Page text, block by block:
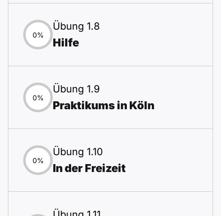
0%
Übung 1.8
Hilfe
0%
Übung 1.9
Praktikums in Köln
0%
Übung 1.10
In der Freizeit